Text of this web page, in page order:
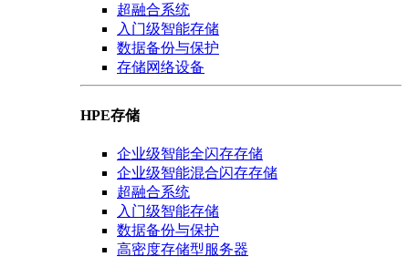
超融合系统
入门级智能存储
数据备份与保护
存储网络设备
HPE存储
企业级智能全闪存存储
企业级智能混合闪存存储
超融合系统
入门级智能存储
数据备份与保护
高密度存储型服务器